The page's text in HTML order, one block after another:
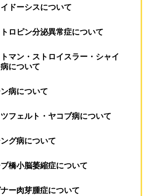
ドーシスについて
ロピン分泌異常症について
マン・ストロイスラー・シャイ
について
病について
フェルト・ヤコブ病について
グ病について
橋小脳萎縮症について
ー肉芽腫症について